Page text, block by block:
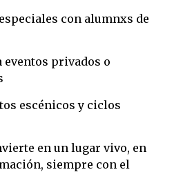
con alumnxs de
eventos privados o
escénicos y ciclos
en un lugar vivo, en
siempre con el